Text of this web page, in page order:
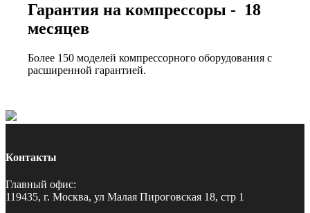
Гарантия на компрессоры - 18
месяцев
Более 150 моделей компрессорного оборудования с
расширенной гарантией.
Контакты
Главный офис:
119435, г. Москва, ул Малая Пироговская 18, стр 1